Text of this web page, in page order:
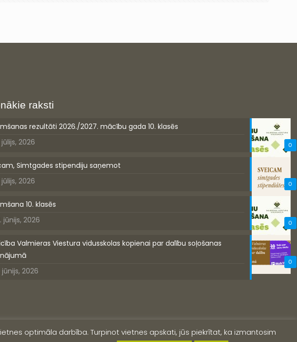
raksti
0
rezultāti 2026./2027. mācību gada 10. klasēs
jūlijs, 2026
0
Simtgades stipendiju saņemot
jūlijs, 2026
0
10. klasēs
jūnijs, 2026
0
Valmieras Viestura vidusskolas kopienai par dalību soļošanas
jūnijs, 2026
optimāla darbība. Turpinot vietnes apskati, jūs piekrītat, ka izmantosim